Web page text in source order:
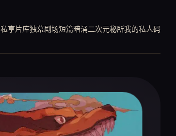
私享片库独幕剧场短篇暗涌二次元秘所我的私人码